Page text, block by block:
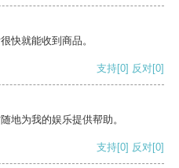
快就能收到商品。
支持[0] 反对[0]
地为我的娱乐提供帮助。
支持[0] 反对[0]